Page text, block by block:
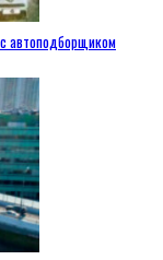
автоподборщиком